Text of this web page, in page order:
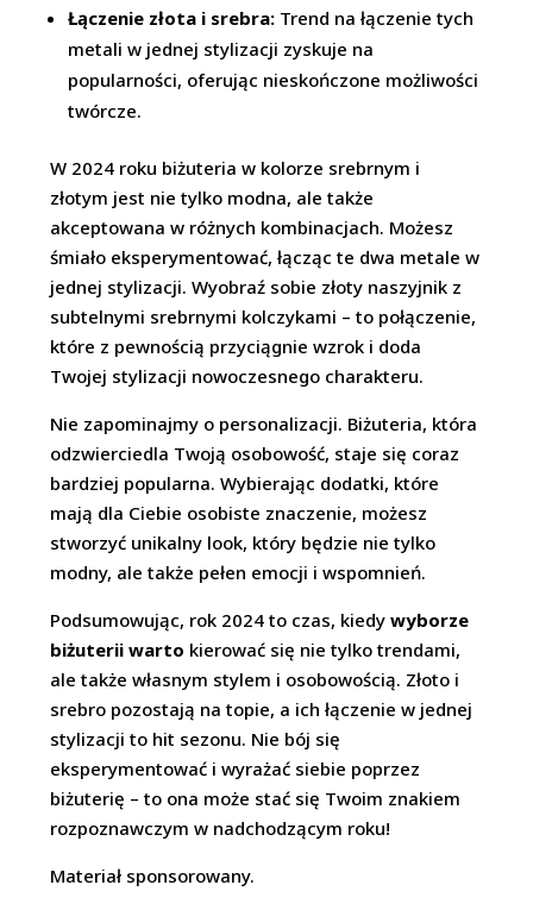
Łączenie złota i srebra: Trend na łączenie tych
metali w jednej stylizacji zyskuje na
popularności, oferując nieskończone możliwości
twórcze.
W 2024 roku biżuteria w kolorze srebrnym i
złotym jest nie tylko modna, ale także
akceptowana w różnych kombinacjach. Możesz
śmiało eksperymentować, łącząc te dwa metale w
jednej stylizacji. Wyobraź sobie złoty naszyjnik z
subtelnymi srebrnymi kolczykami – to połączenie,
które z pewnością przyciągnie wzrok i doda
Twojej stylizacji nowoczesnego charakteru.
Nie zapominajmy o personalizacji. Biżuteria, która
odzwierciedla Twoją osobowość, staje się coraz
bardziej popularna. Wybierając dodatki, które
mają dla Ciebie osobiste znaczenie, możesz
stworzyć unikalny look, który będzie nie tylko
modny, ale także pełen emocji i wspomnień.
Podsumowując, rok 2024 to czas, kiedywyborze
biżuterii warto kierować się nie tylko trendami,
ale także własnym stylem i osobowością. Złoto i
srebro pozostają na topie, a ich łączenie w jednej
stylizacji to hit sezonu. Nie bój się
eksperymentować i wyrażać siebie poprzez
biżuterię – to ona może stać się Twoim znakiem
rozpoznawczym w nadchodzącym roku!
Materiał sponsorowany.